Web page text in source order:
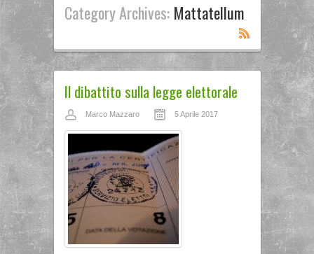
Category Archives: Mattatellum
Il dibattito sulla legge elettorale
Marco Mazzaro 5 Aprile 2017